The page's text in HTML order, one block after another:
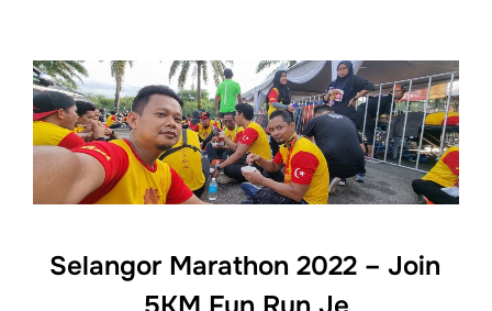
Selangor Marathon 2022 – Join